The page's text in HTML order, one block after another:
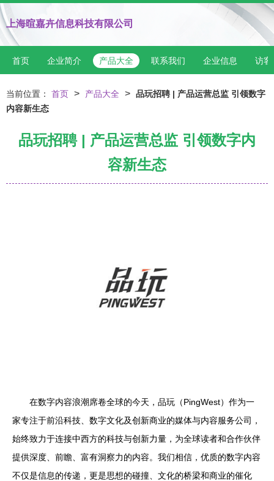
上海暄嘉卉信息科技有限公司
首页 企业简介 产品大全 联系我们 企业信息 访客
当前位置： 首页 > 产品大全 > 品玩招聘 | 产品运营总监 引领数字
内容新生态
品玩招聘 | 产品运营总监 引领数字内
容新生态
在数字内容浪潮席卷全球的今天，品玩（PingWest）作为一
家专注于前沿科技、数字文化及创新商业的媒体与内容服务公司，
始终致力于连接中西方的科技与创新力量，为全球读者和合作伙伴
提供深度、前瞻、富有洞察力的内容。我们相信，优质的数字内容
不仅是信息的传递，更是思想的碰撞、文化的桥梁和商业的催化